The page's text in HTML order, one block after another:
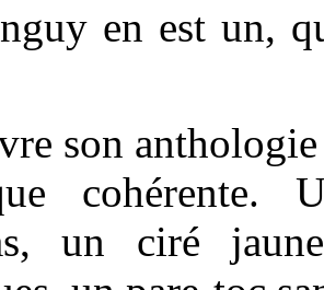
en est un,
son
cohérente.
un ciré